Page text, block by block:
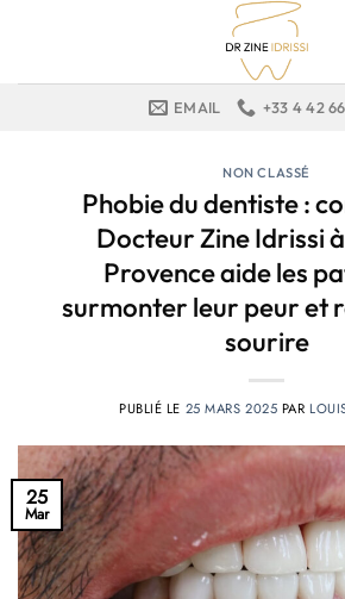
EMAIL +33 4 42
NON CLASSÉ
Phobie du dentiste :
Docteur Zine Idrissi
Provence aide les
surmonter leur peur et
sourire
PUBLIÉ LE 25 MARS 2025 PAR
25
Mar